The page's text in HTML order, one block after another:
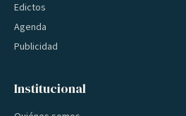
Edictos
Agenda
Publicidad
Institucional